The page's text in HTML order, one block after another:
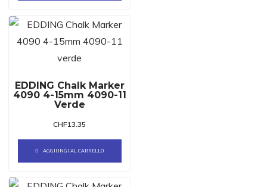
EDDING Chalk Marker
4090 4-15mm 4090-11
Verde
CHF13.35
AGGIUNGI AL CARRELLO